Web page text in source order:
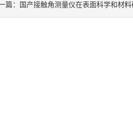
篇： 国产接触角测量仪在表面科学和材